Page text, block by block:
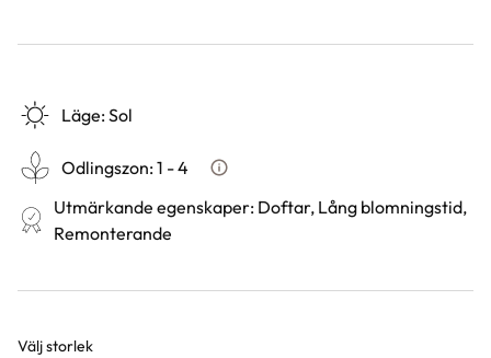
Läge:Sol
Odlingszon:1 - 4 Vad är odlingszon?
Utmärkande egenskaper: Doftar, Lång blomningstid,
Remonterande
Välj storlek